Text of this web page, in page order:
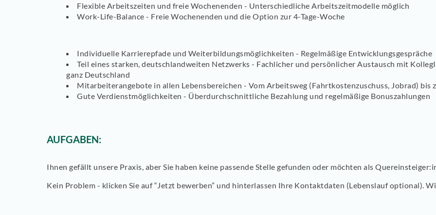
Flexible Arbeitszeiten und freie Wochenenden - Unterschiedliche Arbeitszeitmodelle möglich
Work-Life-Balance - Freie Wochenenden und die Option zur 4-Tage-Woche
Individuelle Karrierepfade und Weiterbildungsmöglichkeiten - Regelmäßige Entwicklungsgespräche
Teil eines starken, deutschlandweiten Netzwerks - Fachlicher und persönlicher Austausch mit
ganz Deutschland
Mitarbeiterangebote in allen Lebensbereichen - Vom Arbeitsweg (Fahrtkostenzuschuss, Jobrad) bis
Gute Verdienstmöglichkeiten - Überdurchschnittliche Bezahlung und regelmäßige Bonuszahlungen
AUFGABEN:
Ihnen gefällt unsere Praxis, aber Sie haben keine passende Stelle gefunden oder möchten als
Kein Problem - klicken Sie auf “Jetzt bewerben” und hinterlassen Ihre Kontaktdaten (Lebenslauf optional).